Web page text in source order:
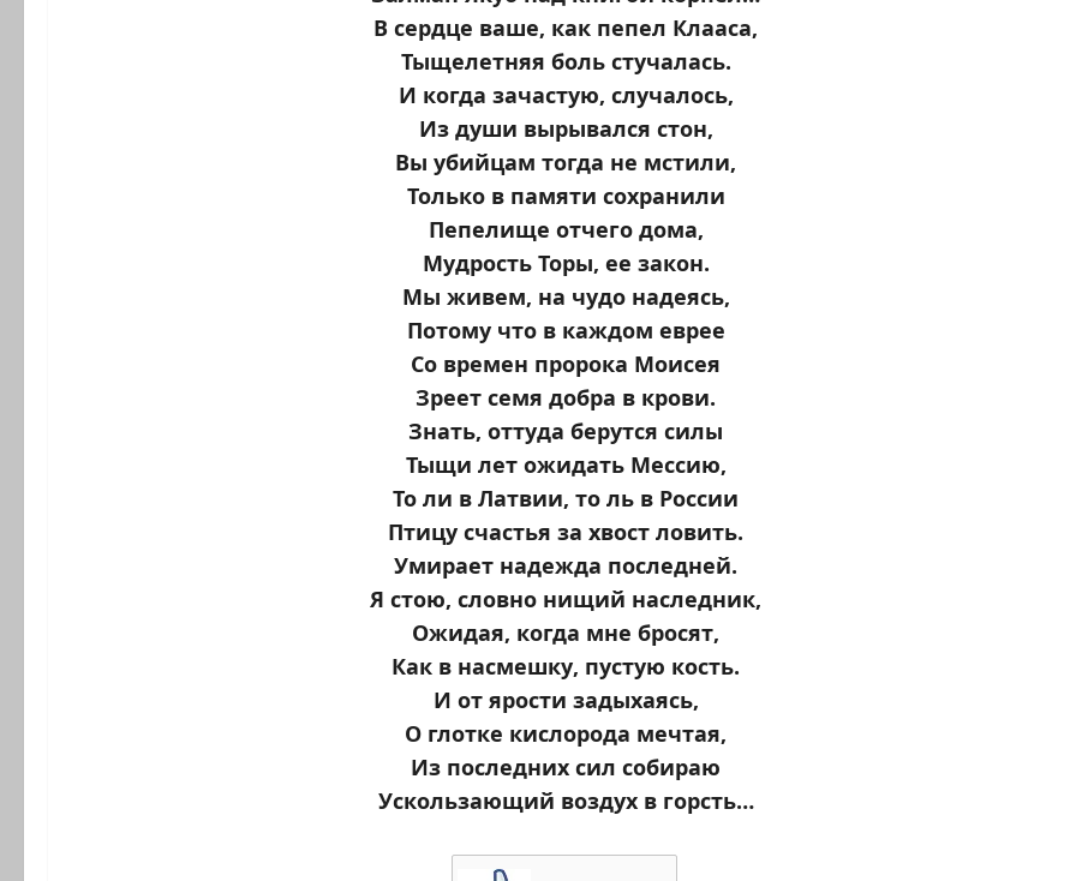
В сердце ваше, как пепел Клааса,
Тыщелетняя боль стучалась.
И когда зачастую, случалось,
Из души вырывался стон,
Вы убийцам тогда не мстили,
Только в памяти сохранили
Пепелище отчего дома,
Мудрость Торы, ее закон.
Мы живем, на чудо надеясь,
Потому что в каждом еврее
Со времен пророка Моисея
Зреет семя добра в крови.
Знать, оттуда берутся силы
Тыщи лет ожидать Мессию,
То ли в Латвии, то ль в России
Птицу счастья за хвост ловить.
Умирает надежда последней.
Я стою, словно нищий наследник,
Ожидая, когда мне бросят,
Как в насмешку, пустую кость.
И от ярости задыхаясь,
О глотке кислорода мечтая,
Из последних сил собираю
Ускользающий воздух в горсть…